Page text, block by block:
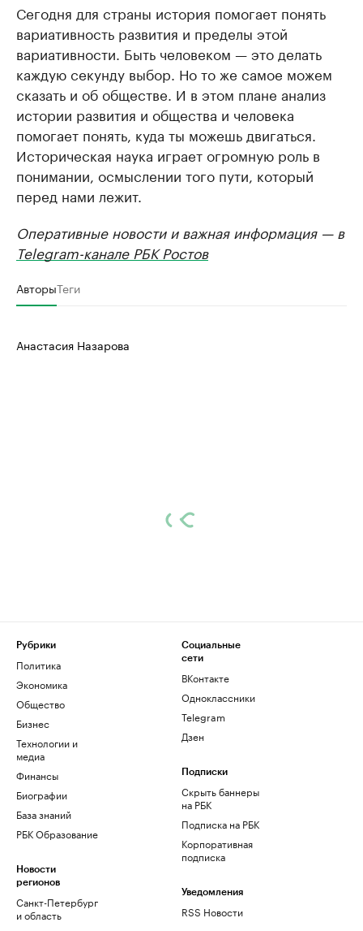
Сегодня для страны история помогает понять
вариативность развития и пределы этой
вариативности. Быть человеком — это делать
каждую секунду выбор. Но то же самое можем
сказать и об обществе. И в этом плане анализ
истории развития и общества и человека
помогает понять, куда ты можешь двигаться.
Историческая наука играет огромную роль в
понимании, осмыслении того пути, который
перед нами лежит.
Оперативные новости и важная информация — в
Telegram-канале РБК Ростов
АвторыТеги
Анастасия Назарова
Рубрики
Политика
Экономика
Общество
Бизнес
Технологии и
медиа
Финансы
Биографии
База знаний
РБК Образование
Новости
регионов
Санкт-Петербург
и область
Социальные
сети
ВКонтакте
Одноклассники
Telegram
Дзен
Подписки
Скрыть баннеры
на РБК
Подписка на РБК
Корпоративная
подписка
Уведомления
RSS Новости